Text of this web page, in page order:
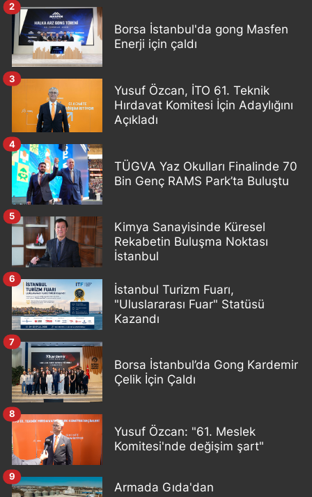
Borsa İstanbul'da gong Masfen
Enerji için çaldı
2
Yusuf Özcan, İTO 61. Teknik
Hırdavat Komitesi İçin Adaylığını
Açıkladı
3
TÜGVA Yaz Okulları Finalinde 70
Bin Genç RAMS Park’ta Buluştu
4
Kimya Sanayisinde Küresel
Rekabetin Buluşma Noktası
İstanbul
5
İstanbul Turizm Fuarı,
"Uluslararası Fuar" Statüsü
Kazandı
6
Borsa İstanbul’da Gong Kardemir
Çelik İçin Çaldı
7
Yusuf Özcan: "61. Meslek
Komitesi'nde değişim şart"
8
Armada Gıda'dan
9